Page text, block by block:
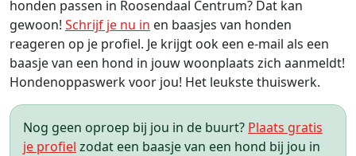
honden passen in Roosendaal Centrum? Dat kan
gewoon! Schrijf je nu in en baasjes van honden
reageren op je profiel. Je krijgt ook een e-mail als een
baasje van een hond in jouw woonplaats zich aanmeldt!
Hondenoppaswerk voor jou! Het leukste thuiswerk.
Nog geen oproep bij jou in de buurt? Plaats gratis
je profiel zodat een baasje van een hond bij jou in